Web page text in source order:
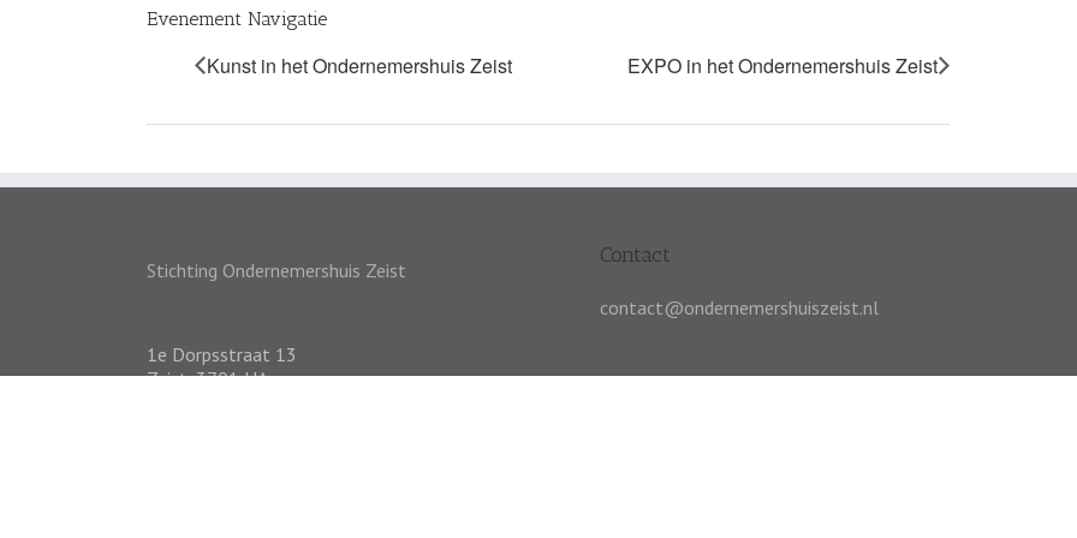
Evenement Navigatie
Kunst in het Ondernemershuis Zeist EXPO in het Ondernemershuis Zeist
Stichting Ondernemershuis Zeist
1e Dorpsstraat 13
Zeist,3701 HA
Contact
contact@ondernemershuiszeist.nl